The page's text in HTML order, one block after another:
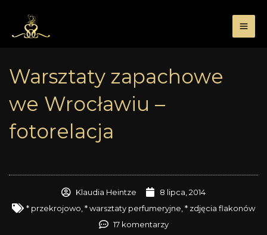
treści
Warsztaty zapachowe
we Wrocławiu –
fotorelacja
Klaudia Heintze
8 lipca, 2014
* przekrojowo * warsztaty perfumeryjne * zdjęcia flakonów
17 komentarzy